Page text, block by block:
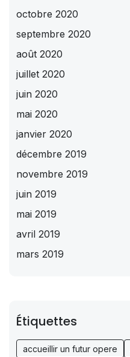
octobre 2020
septembre 2020
août 2020
juillet 2020
juin 2020
mai 2020
janvier 2020
décembre 2019
novembre 2019
juin 2019
mai 2019
avril 2019
mars 2019
Étiquettes
accueillir un futur opere